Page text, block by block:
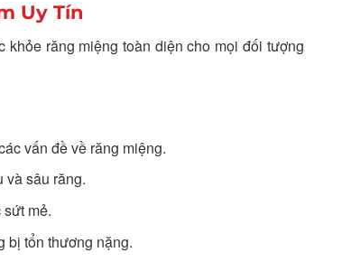
Uy Tín
răng miệng toàn diện cho mọi đối tượng
vấn đề về răng miệng.
và sâu răng.
mẻ.
bị tổn thương nặng.